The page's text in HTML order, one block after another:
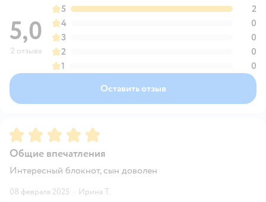
5,0
2 отзыва
5
2
4
0
3
0
2
0
1
0
Оставить отзыв
Рейтинг:5
Общие впечатления
Интересный блокнот, сын доволен
08 февраля 2025 · Ирина Т.